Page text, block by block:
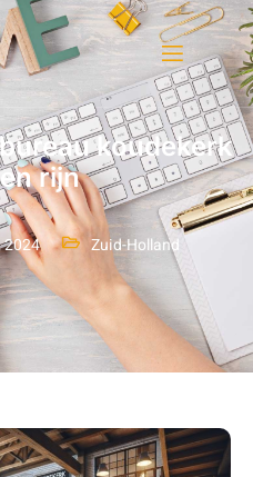
koudekerk
rijn
2024 Zuid-Holland